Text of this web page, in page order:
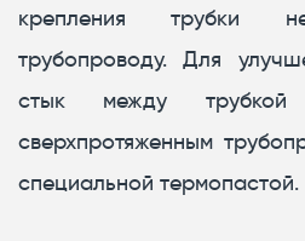
крепления трубки
трубопроводу. Для
стык между
сверхпротяженным
специальной термопастой.